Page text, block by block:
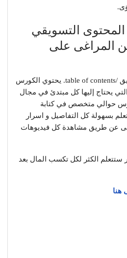
التسويقي
المراغى على
تعلم كتابة المحتوى التسويق /table of contents. يحتوي الكورس
يحتاج إليها كل مبتدئ في مجال
حوالي متخصص في كتابة
بسهولة كل التفاصيل و اسرار
عن طريق مشاهدة كل فيديوهات
فيديو قصير ستتعلم الكثر لكل تكسب المال بعد
هنا